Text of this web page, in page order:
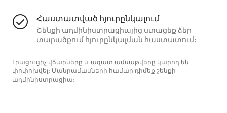
Հաստատված հյուրընկալում
Շենքի ադմինիստրացիայից ստացեք ձեր
տարածքում հյուրընկալման հաստատում։
Լրացուցիչ վճարները և ազատ ամսաթվերը կարող են
փոփոխվել։ Մանրամասների համար դիմեք շենքի
ադմինիստրացիա։